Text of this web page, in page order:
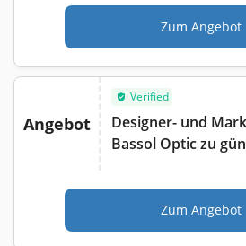
Zum Angebot
Angebot
Verified
Designer- und
Bassol Optic zu
Zum Angebot